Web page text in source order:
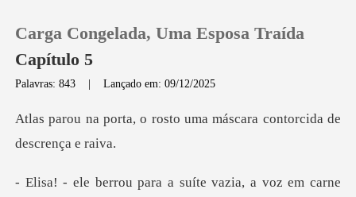
0
Carga Congelada, Uma Esposa Traída
Capítulo 5
Palavras: 843 |Lançado em: 09/12/2025
rosto uma máscara contor